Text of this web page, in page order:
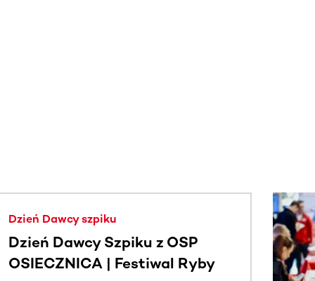
Dzień Dawcy szpiku
Dzień Dawcy Szpiku z OSP
OSIECZNICA | Festiwal Ryby